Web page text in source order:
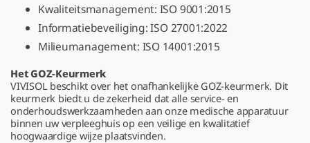
Kwaliteitsmanagement: ISO 9001:2015
Informatiebeveiliging: ISO 27001:2022
Milieumanagement: ISO 14001:2015
Het GOZ-Keurmerk
VIVISOL beschikt over het onafhankelijke GOZ-keurmerk. Dit
keurmerk biedt u de zekerheid dat alle service- en
onderhoudswerkzaamheden aan onze medische apparatuur
binnen uw verpleeghuis op een veilige en kwalitatief
hoogwaardige wijze plaatsvinden.